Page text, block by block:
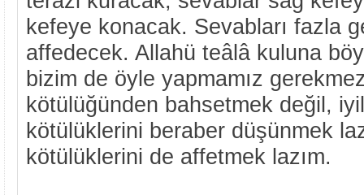
kefeye konacak. Sevabları fazla
affedecek. Allahü teâlâ kuluna
bizim de öyle yapmamız
kötülüğünden bahsetmek değil,
kötülüklerini beraber düşünmek
kötülüklerini de affetmek lazım.